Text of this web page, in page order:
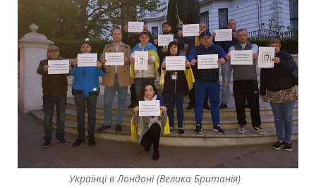
Українці в Лондоні (Велика Британія)